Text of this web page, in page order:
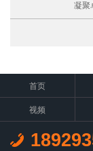
凝聚
首页
视频